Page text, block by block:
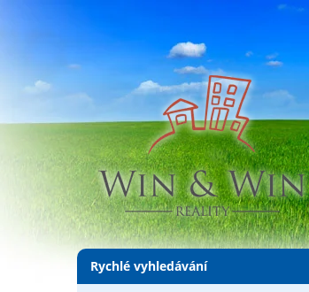
Rychlé vyhledávání